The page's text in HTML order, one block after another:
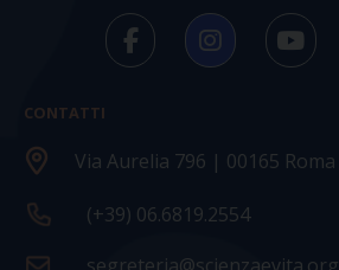
CONTATTI
Via Aurelia 796 | 00165 Roma
(+39) 06.6819.2554